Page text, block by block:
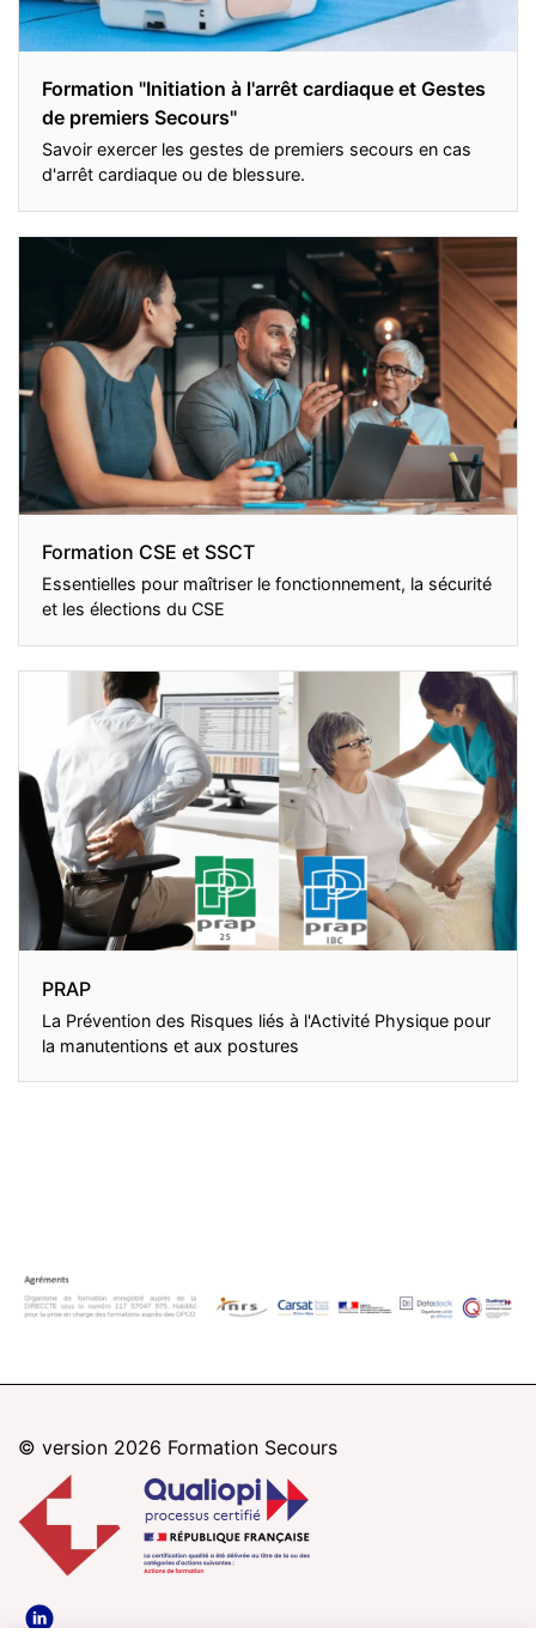
Formation "Initiation à l'arrêt cardiaque et Gestes
de premiers Secours"
Savoir exercer les gestes de premiers secours en cas
d'arrêt cardiaque ou de blessure.
Formation CSE et SSCT
Essentielles pour maîtriser le fonctionnement, la sécurité
et les élections du CSE
PRAP
La Prévention des Risques liés à l'Activité Physique pour
la manutentions et aux postures
© version 2026 Formation Secours